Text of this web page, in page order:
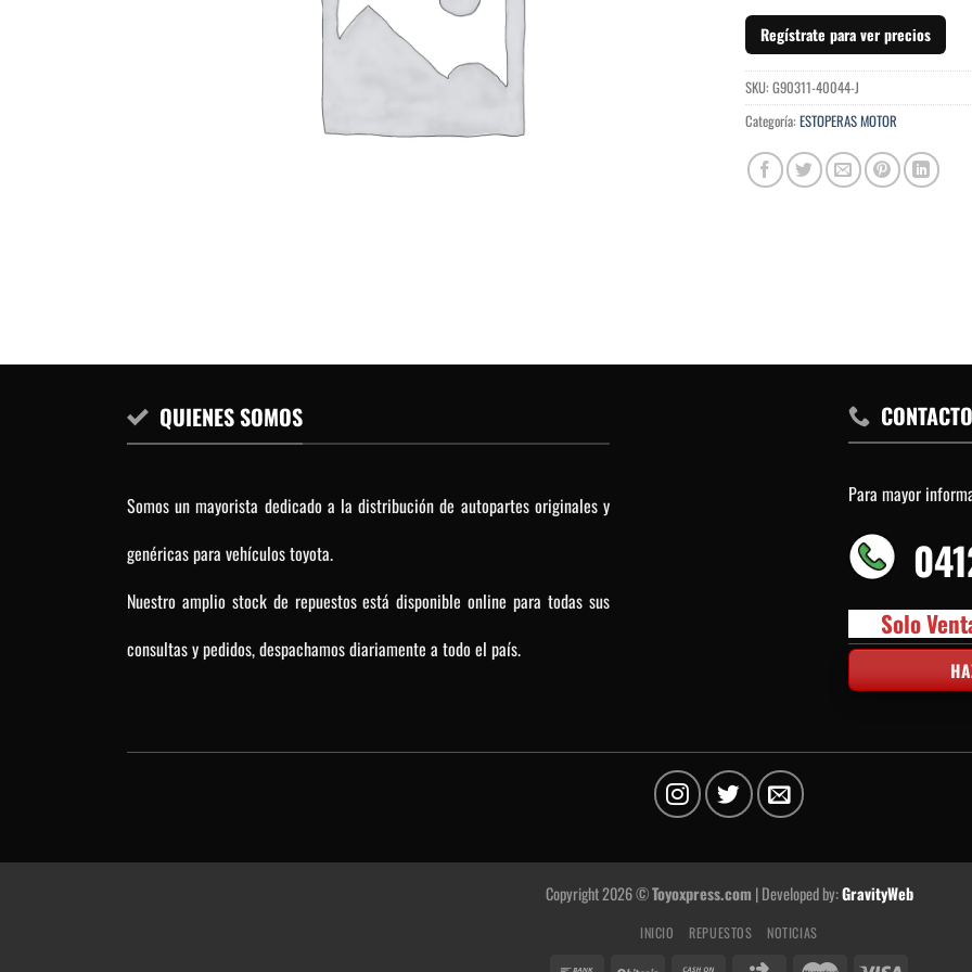
Regístrate para ver precios
SKU: G90311-40044-J
Categoría: ESTOPERAS MOTOR
QUIENES SOMOS
Somos un mayorista dedicado a la distribución de autopartes originales y
genéricas para vehículos toyota.
Nuestro amplio stock de repuestos está disponible online para todas sus
consultas y pedidos, despachamos diariamente a todo el país.
CONTACTO
Para mayor
Solo
Copyright 2026 ©Toyoxpress.com | Developed by:GravityWeb
INICIO REPUESTOS NOTICIAS